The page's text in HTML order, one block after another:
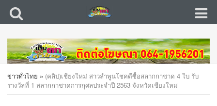
ข่าวทั่วไทย » (คลิป)เชียงใหม่ สาวลำพูนโชคดีซื้อสลากกาชาด 4 ใบ รับ
รางวัลที่ 1 สลากกาชาดการกุศลประจำปี 2563 จังหวัดเชียงใหม่